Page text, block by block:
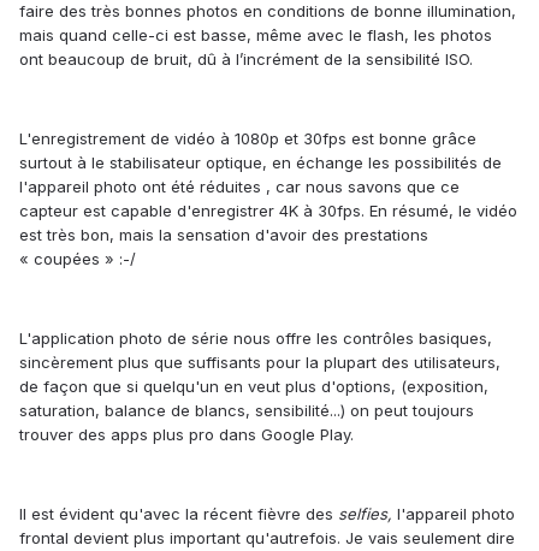
faire des très bonnes photos en conditions de bonne illumination,
mais quand celle-ci est basse, même avec le flash, les photos
ont beaucoup de bruit, dû à l’incrément de la sensibilité ISO.
L 'enregistrement de vidéo à 1080p et 30fps est bonne grâce
surtout à le stabilisateur optique, en échange les possibilités de
l'appareil photo ont été réduites , car nous savons que ce
capteur est capable d'enregistrer 4K à 30fps. En résumé, le vidéo
est très bon, mais la sensation d'avoir des prestations
« coupées » :-/
L 'application photo de série nous offre les contrôles basiques,
sincèrement plus que suffisants pour la plupart des utilisateurs,
de façon que si quelqu'un en veut plus d'options, (exposition,
saturation, balance de blancs, sensibilité...) on peut toujours
trouver des apps plus pro dans Google Play.
Il est évident qu'avec la récent fièvre des selfies, l'appareil photo
frontal devient plus important qu'autrefois. Je vais seulement dire